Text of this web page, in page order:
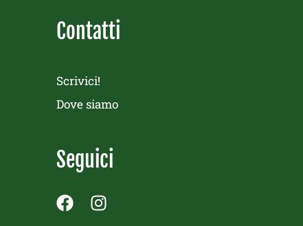
Contatti
Scrivici!
Dove siamo
Seguici
F I